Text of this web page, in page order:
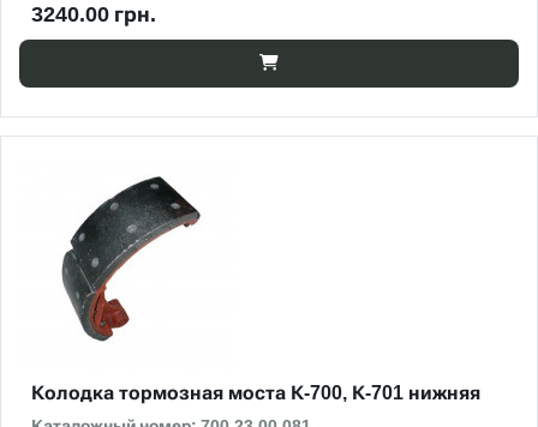
3240.00 грн.
Колодка тормозная моста К-700, К-701 нижняя